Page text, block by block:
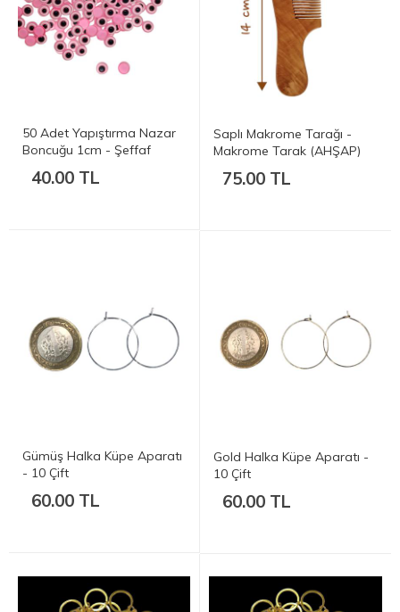
50 Adet Yapıştırma Nazar
Boncuğu 1cm - Şeffaf
40.00 TL
Saplı Makrome Tarağı -
Makrome Tarak (AHŞAP)
75.00 TL
Gümüş Halka Küpe Aparatı
- 10 Çift
60.00 TL
Gold Halka Küpe Aparatı -
10 Çift
60.00 TL